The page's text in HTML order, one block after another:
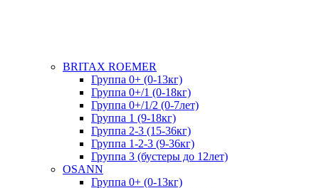
BRITAX ROEMER
Группа 0+ (0-13кг)
Группа 0+/1 (0-18кг)
Группа 0+/1/2 (0-7лет)
Группа 1 (9-18кг)
Группа 2-3 (15-36кг)
Группа 1-2-3 (9-36кг)
Группа 3 (бустеры до 12лет)
OSANN
Группа 0+ (0-13кг)